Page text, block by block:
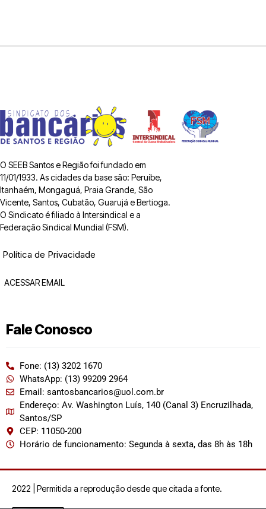
O SEEB Santos e Região foi fundado em
11/01/1933. As cidades da base são: Peruíbe,
Itanhaém, Mongaguá, Praia Grande, São
Vicente, Santos, Cubatão, Guarujá e Bertioga.
O Sindicato é filiado à Intersindical e a
Federação Sindical Mundial (FSM).
Política de Privacidade
ACESSAR EMAIL
Fale Conosco
Fone: (13) 3202 1670
WhatsApp: (13) 99209 2964
Email: santosbancarios@uol.com.br
Endereço: Av. Washington Luís, 140 (Canal 3) Encruzilhada,
Santos/SP
CEP: 11050-200
Horário de funcionamento: Segunda à sexta, das 8h às 18h
2022 | Permitida a reprodução desde que citada a fonte.